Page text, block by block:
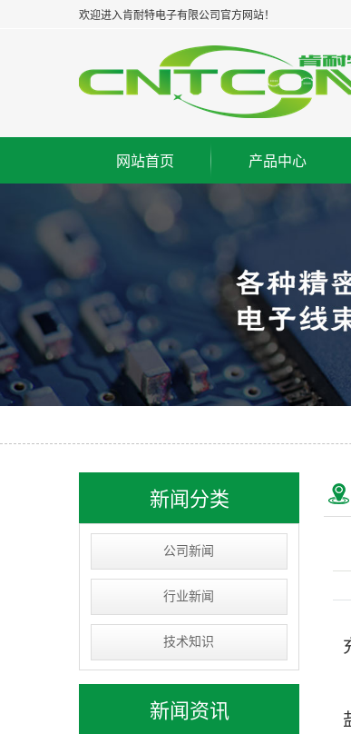
欢迎进入肯耐特电子有限公司官方网站！
网站首页
产品中心
板对板连接器--
板对板连接器--
板对线连接器--
FPC/FFC连接器
IC脚座连接器
USB&RJ连接器
IC socket
线束类
D-SUB连接器
新闻分类
公司新闻
行业新闻
技术知识
新闻资讯